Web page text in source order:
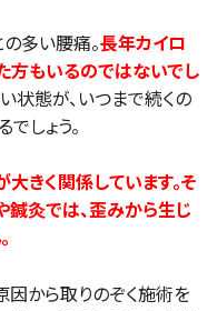
多い腰痛。長年カイロ
方もいるのではないでし
態が、いつまで続くの
しょう。
きく関係しています。そ
灸では、歪みから生じ
因から取りのぞく施術を